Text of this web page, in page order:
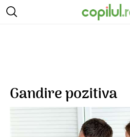
Gandire pozitiva